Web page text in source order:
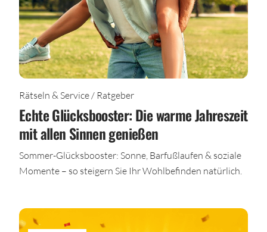
Rätseln & Service / Ratgeber
Echte Glücksbooster: Die warme Jahreszeit
mit allen Sinnen genießen
Sommer-Glücksbooster: Sonne, Barfußlaufen & soziale
Momente – so steigern Sie Ihr Wohlbefinden natürlich.